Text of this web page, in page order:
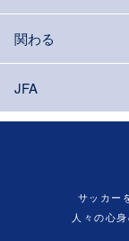
関わる
JFA
サッカー
人々の心